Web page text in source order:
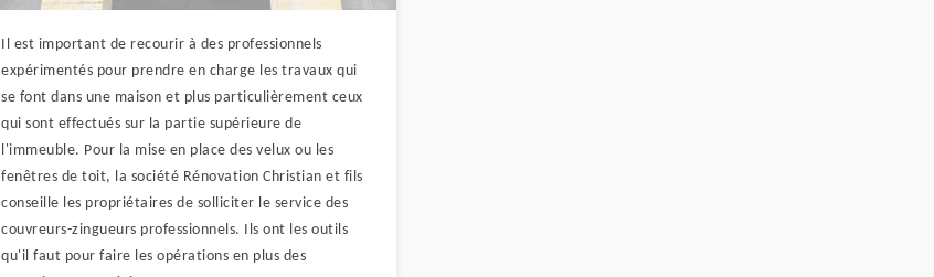
Il est important de recourir à des professionnels
expérimentés pour prendre en charge les travaux qui
se font dans une maison et plus particulièrement ceux
qui sont effectués sur la partie supérieure de
l'immeuble. Pour la mise en place des velux ou les
fenêtres de toit, la société Rénovation Christian et fils
conseille les propriétaires de solliciter le service des
couvreurs-zingueurs professionnels. Ils ont les outils
qu'il faut pour faire les opérations en plus des